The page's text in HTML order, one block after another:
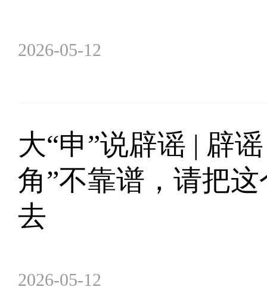
2026-05-12
大“申”说辟谣 | 辟
角”不靠谱，请把
去
2026-05-12